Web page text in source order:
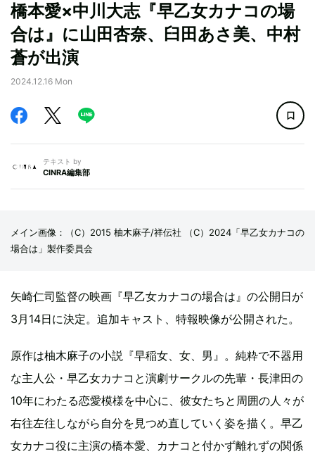
橋本愛×中川大志『早乙女カナコの場
合は』に山田杏奈、臼田あさ美、中村
蒼が出演
2024.12.16 Mon
テキスト by
CINRA編集部
メイン画像：（C）2015 柚木麻子/祥伝社 （C）2024「早乙女カナコの
場合は」製作委員会
矢崎仁司監督の映画『早乙女カナコの場合は』の公開日が
3月14日に決定。追加キャスト、特報映像が公開された。
原作は柚木麻子の小説『早稲女、女、男』。純粋で不器用
な主人公・早乙女カナコと演劇サークルの先輩・長津田の
10年にわたる恋愛模様を中心に、彼女たちと周囲の人々が
右往左往しながら自分を見つめ直していく姿を描く。早乙
女カナコ役に主演の橋本愛、カナコと付かず離れずの関係